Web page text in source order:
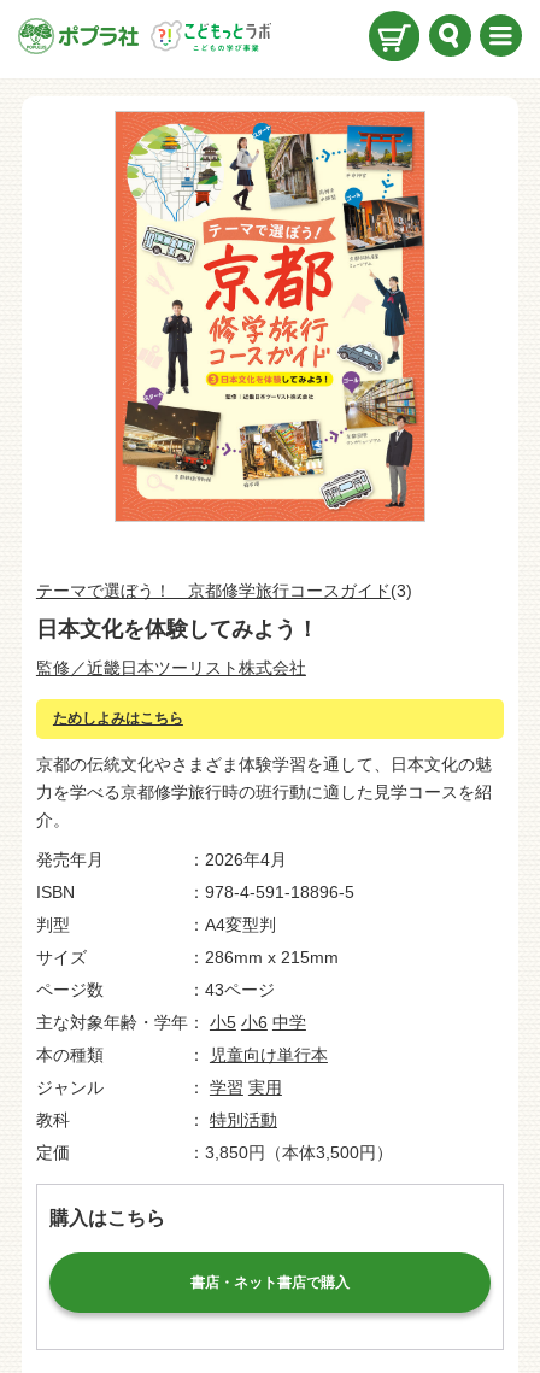
テーマで選ぼう！ 京都修学旅行コースガイド(3)
日本文化を体験してみよう！
監修／近畿日本ツーリスト株式会社
ためしよみはこちら
京都の伝統文化やさまざま体験学習を通して、日本文化の魅
力を学べる京都修学旅行時の班行動に適した見学コースを紹
介。
発売年月
2026年4月
ISBN
978-4-591-18896-5
判型
A4変型判
サイズ
286mm x 215mm
ページ数
43ページ
主な対象年齢・学年
小5 小6 中学
本の種類
児童向け単行本
ジャンル
学習 実用
教科
特別活動
定価
3,850円（本体3,500円）
購入はこちら
書店・ネット書店で購入